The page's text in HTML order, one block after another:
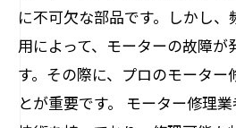
に不可欠な部品です。しかし
用によって、モーターの故障が
す。その際に、プロのモーター
とが重要です。 モーター修理